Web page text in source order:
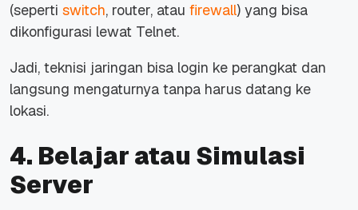
(seperti switch, router, atau firewall) yang bisa
dikonfigurasi lewat Telnet.
Jadi, teknisi jaringan bisa login ke perangkat dan
langsung mengaturnya tanpa harus datang ke
lokasi.
4. Belajar atau Simulasi
Server